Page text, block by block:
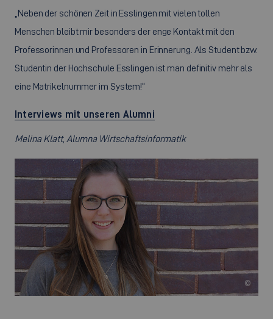
„Neben der schönen Zeit in Esslingen mit vielen tollen
Menschen bleibt mir besonders der enge Kontakt mit den
Professorinnen und Professoren in Erinnerung. Als Student bzw.
Studentin der Hochschule Esslingen ist man definitiv mehr als
eine Matrikelnummer im System!“
Interviews mit unseren Alumni
Melina Klatt, Alumna Wirtschaftsinformatik
©